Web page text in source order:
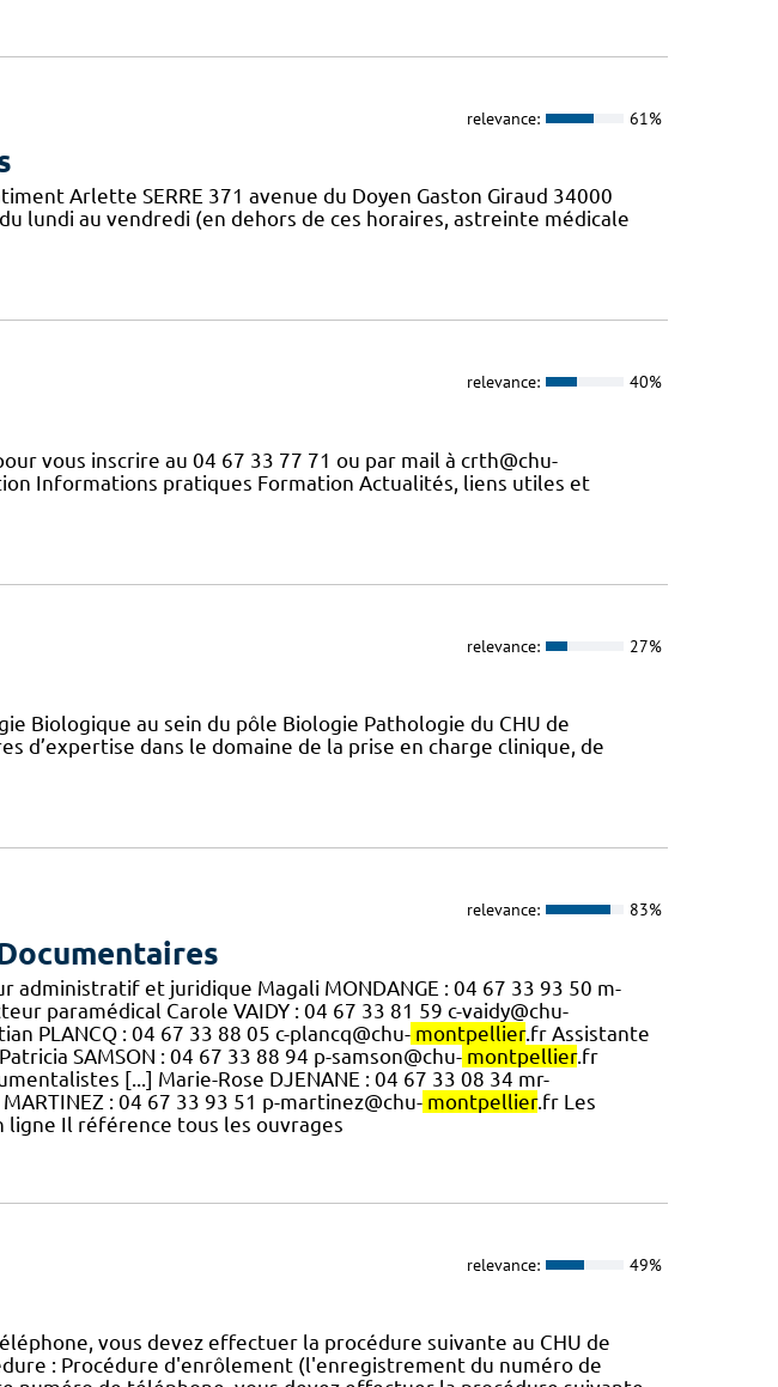
relevance: 61%
Arlette SERRE 371 avenue du Doyen Gaston Giraud 34000
lundi au vendredi (en dehors de ces horaires, astreinte médicale
relevance: 40%
vous inscrire au 04 67 33 77 71 ou par mail à crth@chu-
Informations pratiques Formation Actualités, liens utiles et
relevance: 27%
Biologique au sein du pôle Biologie Pathologie du CHU de
d’expertise dans le domaine de la prise en charge clinique, de
relevance: 83%
administratif et juridique Magali MONDANGE : 04 67 33 93 50 m-
paramédical Carole VAIDY : 04 67 33 81 59 c-vaidy@chu-
PLANCQ : 04 67 33 88 05 c-plancq@chu- montpellier.fr Assistante
SAMSON : 04 67 33 88 94 p-samson@chu- montpellier.fr
[...] Marie-Rose DJENANE : 04 67 33 08 34 mr-
: 04 67 33 93 51 p-martinez@chu- montpellier.fr Les
Il référence tous les ouvrages
relevance: 49%
vous devez effectuer la procédure suivante au CHU de
: Procédure d'enrôlement (l'enregistrement du numéro de